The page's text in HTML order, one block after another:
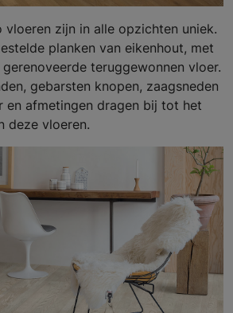
vloeren zijn in alle opzichten uniek.
planken van eikenhout, met
teruggewonnen vloer.
gebarsten knopen, zaagsneden
en afmetingen dragen bij tot het
deze vloeren.